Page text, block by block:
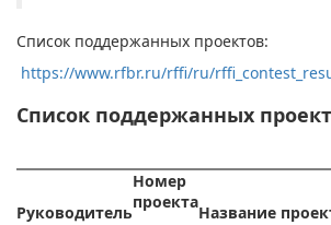
Список поддержанных проектов:
https://www.rfbr.ru/rffi/ru/
Список поддержанных
Руководитель
Номер
проекта
Название